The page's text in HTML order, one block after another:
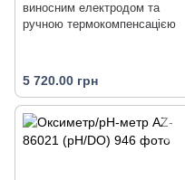
виносним електродом та
ручною термокомпенсацією
5 720.00 грн